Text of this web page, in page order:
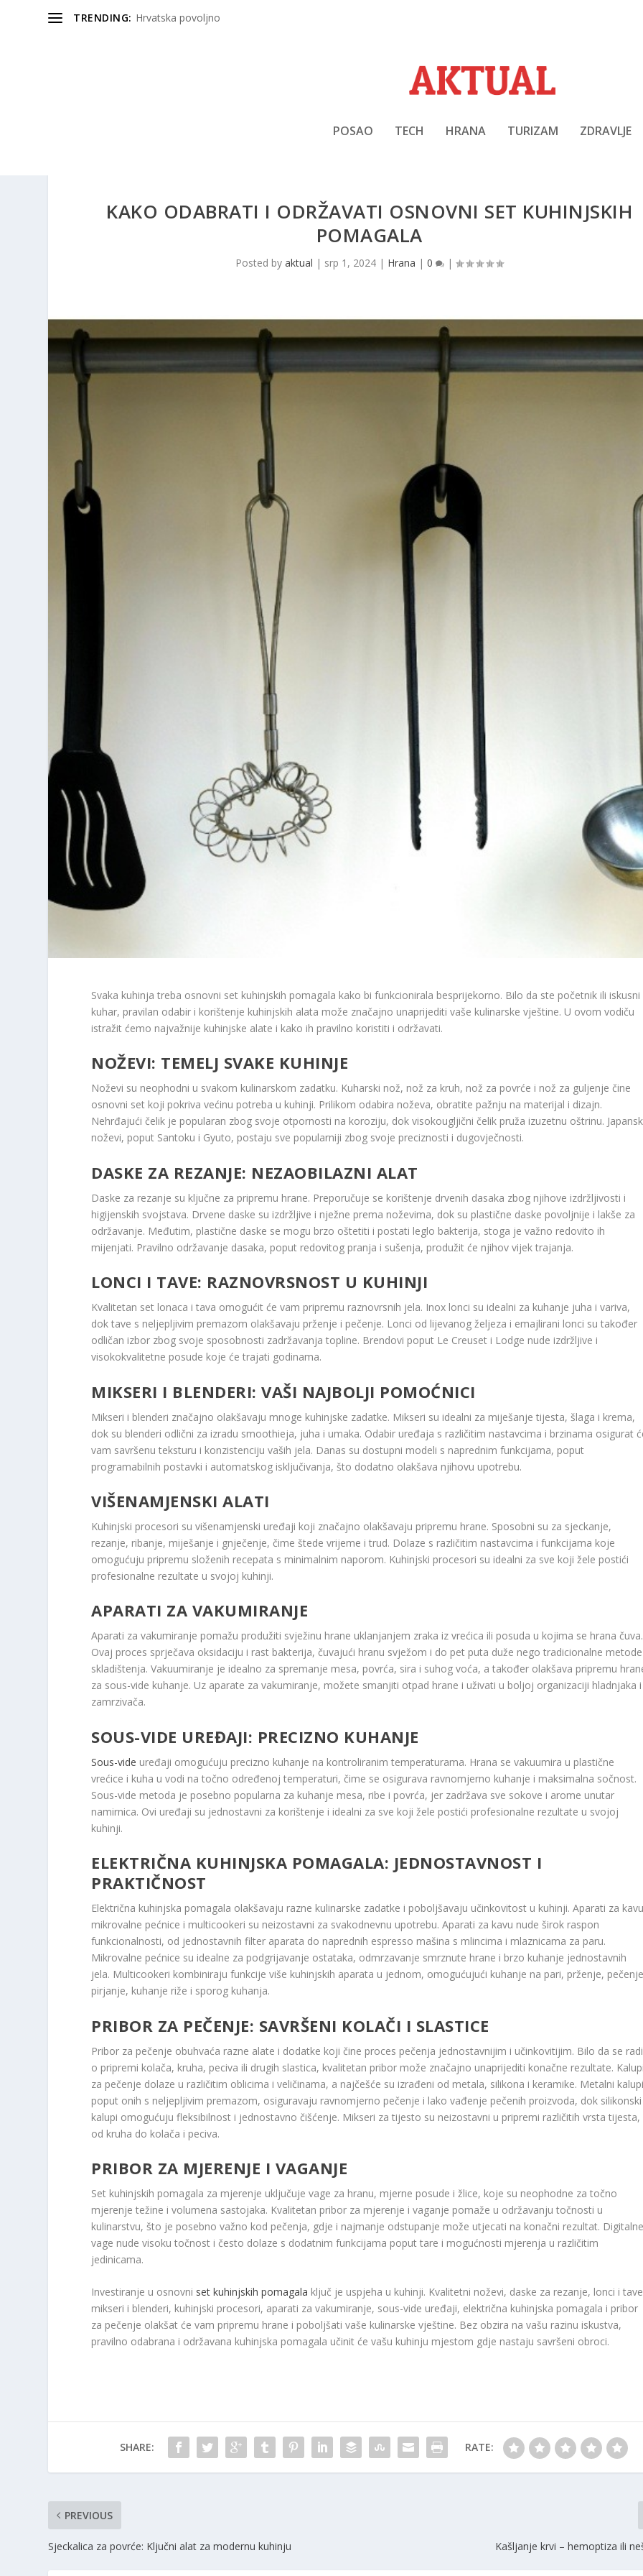
TRENDING: Hrvatska povoljno
POSAO TECH HRANA TURIZAM ZDRAVLJE
KAKO ODABRATI I ODRŽAVATI OSNOVNI SET KUHINJSKIH
POMAGALA
Posted byaktual | srp 1, 2024 | Hrana |0 |
Svaka kuhinja treba osnovni set kuhinjskih pomagala kako bi funkcionirala besprijekorno. Bilo da ste početnik ili iskusni
kuhar, pravilan odabir i korištenje kuhinjskih alata može značajno unaprijediti vaše kulinarske vještine. U ovom vodiču
istražit ćemo najvažnije kuhinjske alate i kako ih pravilno koristiti i održavati.
NOŽEVI: TEMELJ SVAKE KUHINJE
Noževi su neophodni u svakom kulinarskom zadatku. Kuharski nož, nož za kruh, nož za povrće i nož za guljenje čine
osnovni set koji pokriva većinu potreba u kuhinji. Prilikom odabira noževa, obratite pažnju na materijal i dizajn.
Nehrđajući čelik je popularan zbog svoje otpornosti na koroziju, dok visokougljični čelik pruža izuzetnu oštrinu.
noževi, poput Santoku i Gyuto, postaju sve popularniji zbog svoje preciznosti i dugovječnosti.
DASKE ZA REZANJE: NEZAOBILAZNI ALAT
Daske za rezanje su ključne za pripremu hrane. Preporučuje se korištenje drvenih dasaka zbog njihove izdržljivosti i
higijenskih svojstava. Drvene daske su izdržljive i nježne prema noževima, dok su plastične daske povoljnije i lakše za
održavanje. Međutim, plastične daske se mogu brzo oštetiti i postati leglo bakterija, stoga je važno redovito ih
mijenjati. Pravilno održavanje dasaka, poput redovitog pranja i sušenja, produžit će njihov vijek trajanja.
LONCI I TAVE: RAZNOVRSNOST U KUHINJI
Kvalitetan set lonaca i tava omogućit će vam pripremu raznovrsnih jela. Inox lonci su idealni za kuhanje juha i variva,
dok tave s neljepljivim premazom olakšavaju prženje i pečenje. Lonci od lijevanog željeza i emajlirani lonci su također
odličan izbor zbog svoje sposobnosti zadržavanja topline. Brendovi poput Le Creuset i Lodge nude izdržljive i
visokokvalitetne posude koje će trajati godinama.
MIKSERI I BLENDERI: VAŠI NAJBOLJI POMOĆNICI
Mikseri i blenderi značajno olakšavaju mnoge kuhinjske zadatke. Mikseri su idealni za miješanje tijesta, šlaga i krema,
dok su blenderi odlični za izradu smoothieja, juha i umaka. Odabir uređaja s različitim nastavcima i brzinama osigurat
vam savršenu teksturu i konzistenciju vaših jela. Danas su dostupni modeli s naprednim funkcijama, poput
programabilnih postavki i automatskog isključivanja, što dodatno olakšava njihovu upotrebu.
VIŠENAMJENSKI ALATI
Kuhinjski procesori su višenamjenski uređaji koji značajno olakšavaju pripremu hrane. Sposobni su za sjeckanje,
rezanje, ribanje, miješanje i gnječenje, čime štede vrijeme i trud. Dolaze s različitim nastavcima i funkcijama koje
omogućuju pripremu složenih recepata s minimalnim naporom. Kuhinjski procesori su idealni za sve koji žele postići
profesionalne rezultate u svojoj kuhinji.
APARATI ZA VAKUMIRANJE
Aparati za vakumiranje pomažu produžiti svježinu hrane uklanjanjem zraka iz vrećica ili posuda u kojima se hrana čuva.
Ovaj proces sprječava oksidaciju i rast bakterija, čuvajući hranu svježom i do pet puta duže nego tradicionalne metode
skladištenja. Vakuumiranje je idealno za spremanje mesa, povrća, sira i suhog voća, a također olakšava pripremu
za sous-vide kuhanje. Uz aparate za vakumiranje, možete smanjiti otpad hrane i uživati u boljoj organizaciji hladnjaka i
zamrzivača.
SOUS-VIDE UREĐAJI: PRECIZNO KUHANJE
Sous-vide uređaji omogućuju precizno kuhanje na kontroliranim temperaturama. Hrana se vakuumira u plastične
vrećice i kuha u vodi na točno određenoj temperaturi, čime se osigurava ravnomjerno kuhanje i maksimalna sočnost.
Sous-vide metoda je posebno popularna za kuhanje mesa, ribe i povrća, jer zadržava sve sokove i arome unutar
namirnica. Ovi uređaji su jednostavni za korištenje i idealni za sve koji žele postići profesionalne rezultate u svojoj
kuhinji.
ELEKTRIČNA KUHINJSKA POMAGALA: JEDNOSTAVNOST I
PRAKTIČNOST
Električna kuhinjska pomagala olakšavaju razne kulinarske zadatke i poboljšavaju učinkovitost u kuhinji. Aparati za
mikrovalne pećnice i multicookeri su neizostavni za svakodnevnu upotrebu. Aparati za kavu nude širok raspon
funkcionalnosti, od jednostavnih filter aparata do naprednih espresso mašina s mlincima i mlaznicama za paru.
Mikrovalne pećnice su idealne za podgrijavanje ostataka, odmrzavanje smrznute hrane i brzo kuhanje jednostavnih
jela. Multicookeri kombiniraju funkcije više kuhinjskih aparata u jednom, omogućujući kuhanje na pari, prženje,
pirjanje, kuhanje riže i sporog kuhanja.
PRIBOR ZA PEČENJE: SAVRŠENI KOLAČI I SLASTICE
Pribor za pečenje obuhvaća razne alate i dodatke koji čine proces pečenja jednostavnijim i učinkovitijim. Bilo da se radi
o pripremi kolača, kruha, peciva ili drugih slastica, kvalitetan pribor može značajno unaprijediti konačne rezultate. Kalupi
za pečenje dolaze u različitim oblicima i veličinama, a najčešće su izrađeni od metala, silikona i keramike. Metalni
poput onih s neljepljivim premazom, osiguravaju ravnomjerno pečenje i lako vađenje pečenih proizvoda, dok silikonski
kalupi omogućuju fleksibilnost i jednostavno čišćenje. Mikseri za tijesto su neizostavni u pripremi različitih vrsta tijesta,
od kruha do kolača i peciva.
PRIBOR ZA MJERENJE I VAGANJE
Set kuhinjskih pomagala za mjerenje uključuje vage za hranu, mjerne posude i žlice, koje su neophodne za točno
mjerenje težine i volumena sastojaka. Kvalitetan pribor za mjerenje i vaganje pomaže u održavanju točnosti u
kulinarstvu, što je posebno važno kod pečenja, gdje i najmanje odstupanje može utjecati na konačni rezultat. Digitalne
vage nude visoku točnost i često dolaze s dodatnim funkcijama poput tare i mogućnosti mjerenja u različitim
jedinicama.
Investiranje u osnovni set kuhinjskih pomagala ključ je uspjeha u kuhinji. Kvalitetni noževi, daske za rezanje, lonci i
mikseri i blenderi, kuhinjski procesori, aparati za vakumiranje, sous-vide uređaji, električna kuhinjska pomagala i pribor
za pečenje olakšat će vam pripremu hrane i poboljšati vaše kulinarske vještine. Bez obzira na vašu razinu iskustva,
pravilno odabrana i održavana kuhinjska pomagala učinit će vašu kuhinju mjestom gdje nastaju savršeni obroci.
SHARE: RATE:
PREVIOUS
Sjeckalica za povrće: Ključni alat za modernu kuhinju Kašljanje krvi – hemoptiza ili